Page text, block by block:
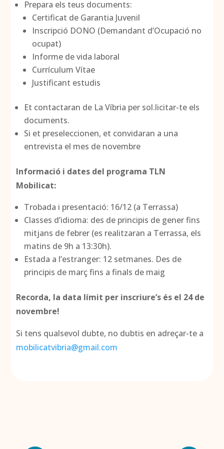
Prepara els teus documents:
Certificat de Garantia Juvenil
Inscripció DONO (Demandant d’Ocupació no
ocupat)
Informe de vida laboral
Currículum Vítae
Justificant estudis
Et contactaran de La Víbria per sol.licitar-te els
documents.
Si et preseleccionen, et convidaran a una
entrevista el mes de novembre
Informació i dates del programa TLN
Mobilicat:
Trobada i presentació: 16/12 (a Terrassa)
Classes d’idioma: des de principis de gener fins
mitjans de febrer (es realitzaran a Terrassa, els
matins de 9h a 13:30h).
Estada a l’estranger: 12 setmanes. Des de
principis de març fins a finals de maig
Recorda, la data límit per inscriure’s és el 24 de
novembre!
Si tens qualsevol dubte, no dubtis en adreçar-te a
mobilicatvibria@gmail.com